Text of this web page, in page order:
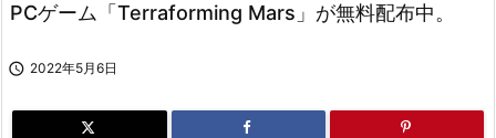
PCゲーム「Terraforming Mars」が無料配布中。
 2022年5月6日